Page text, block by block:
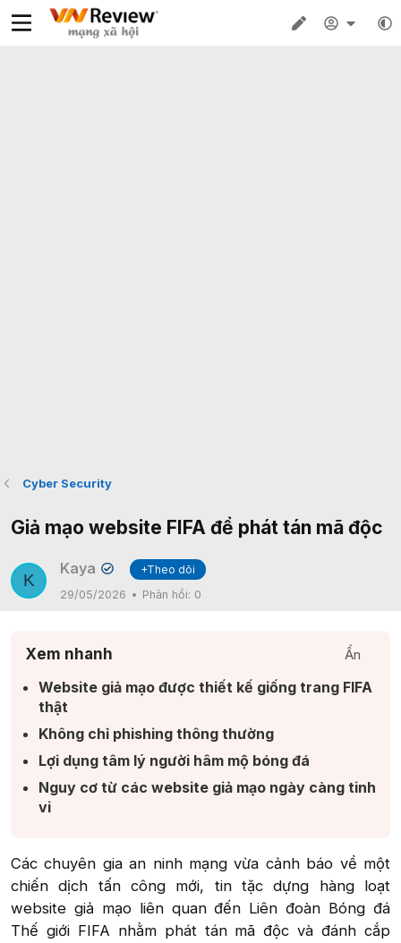
Cyber Security
Giả mạo website FIFA để phát tán mã độc
K
Kaya ✔
+Theo dõi
29/05/2026
Phản hồi: 0
Xem nhanh Ẩn
Website giả mạo được thiết kế giống trang FIFA
thật​
Không chỉ phishing thông thường​
Lợi dụng tâm lý người hâm mộ bóng đá​
Nguy cơ từ các website giả mạo ngày càng tinh
vi​
Các chuyên gia an ninh mạng vừa cảnh báo về một
chiến dịch tấn công mới, tin tặc dựng hàng loạt
website giả mạo liên quan đến Liên đoàn Bóng đá
Thế giới FIFA nhằm phát tán mã độc và đánh cắp